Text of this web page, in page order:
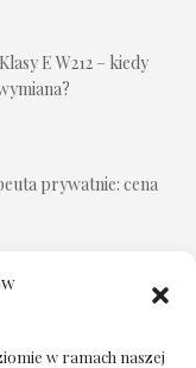
w ramach naszej
E W212 – kiedy
prywatnie: cena
zmianie biura